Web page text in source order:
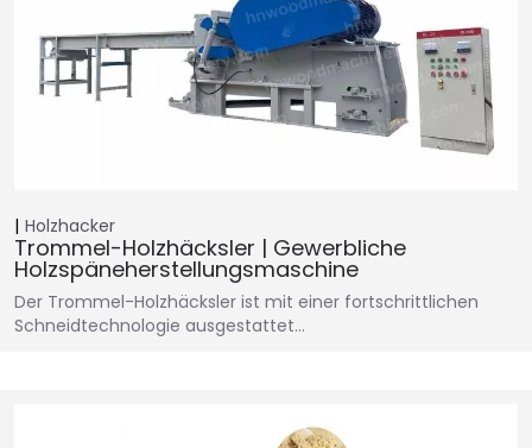
Holzhacker
Trommel-Holzhäcksler | Gewerbliche
Holzspäneherstellungsmaschine
Der Trommel-Holzhäcksler ist mit einer fortschrittlichen
Schneidtechnologie ausgestattet…